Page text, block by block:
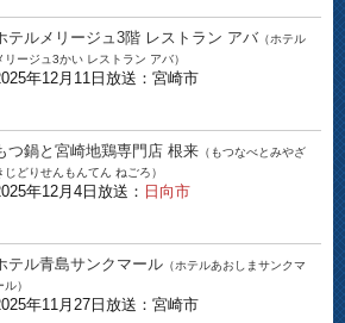
テルメリージュ3階 レストラン アバ （ホテル
リージュ3かい レストラン アバ）
年12月11日放送：宮崎市
つ鍋と宮崎地鶏専門店 根来 （もつなべとみやざ
じどりせんもんてん ねごろ）
年12月4日放送： 日向市
テル青島サンクマール （ホテルあおしまサンクマ
ル）
年11月27日放送：宮崎市